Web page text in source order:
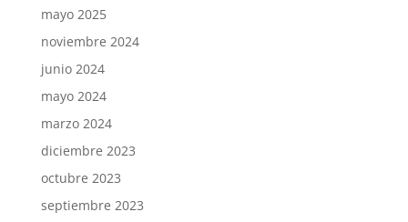
mayo 2025
noviembre 2024
junio 2024
mayo 2024
marzo 2024
diciembre 2023
octubre 2023
septiembre 2023